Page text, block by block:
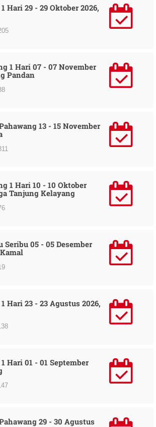
Hari 29 - 29 Oktober 2026,
1 Hari 07 - 07 November
Pandan
13 - 15 November
1 Hari 10 - 10 Oktober
Tanjung Kelayang
Seribu 05 - 05 Desember
Hari 23 - 23 Agustus 2026,
Hari 01 - 01 September
29 - 30 Agustus